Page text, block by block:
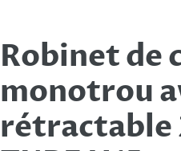
Robinet de
monotrou
rétractable